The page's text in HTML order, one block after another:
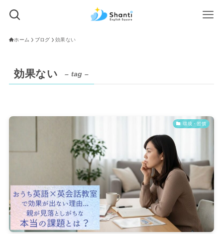
ホーム ブログ 効果ない
効果ない – tag –
環境・習慣